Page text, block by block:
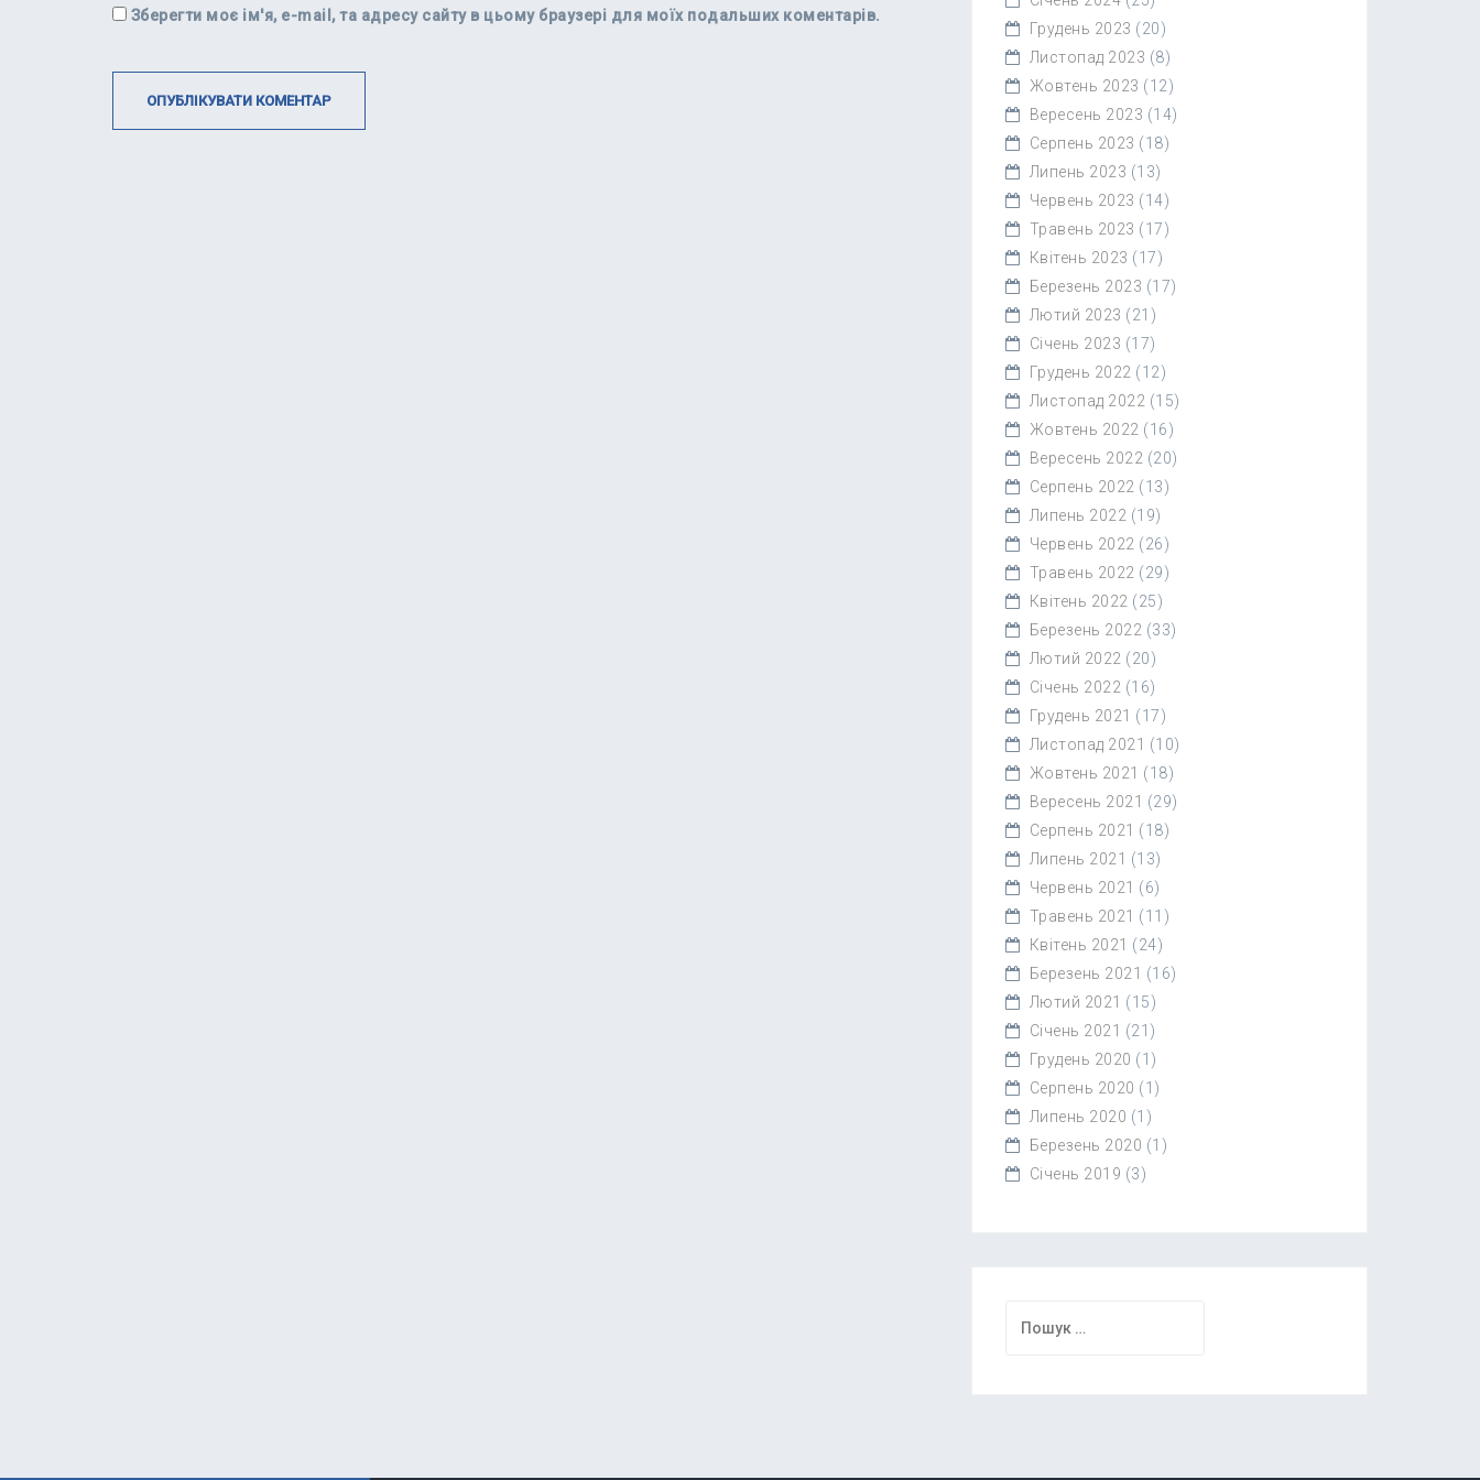
Зберегти моє ім'я, e-mail, та адресу сайту в цьому браузері для моїх подальших коментарів.
Грудень 2023 (20)
Листопад 2023 (8)
Жовтень 2023 (12)
Вересень 2023 (14)
Серпень 2023 (18)
Липень 2023 (13)
Червень 2023 (14)
Травень 2023 (17)
Квітень 2023 (17)
Березень 2023 (17)
Лютий 2023 (21)
Січень 2023 (17)
Грудень 2022 (12)
Листопад 2022 (15)
Жовтень 2022 (16)
Вересень 2022 (20)
Серпень 2022 (13)
Липень 2022 (19)
Червень 2022 (26)
Травень 2022 (29)
Квітень 2022 (25)
Березень 2022 (33)
Лютий 2022 (20)
Січень 2022 (16)
Грудень 2021 (17)
Листопад 2021 (10)
Жовтень 2021 (18)
Вересень 2021 (29)
Серпень 2021 (18)
Липень 2021 (13)
Червень 2021 (6)
Травень 2021 (11)
Квітень 2021 (24)
Березень 2021 (16)
Лютий 2021 (15)
Січень 2021 (21)
Грудень 2020 (1)
Серпень 2020 (1)
Липень 2020 (1)
Березень 2020 (1)
Січень 2019 (3)